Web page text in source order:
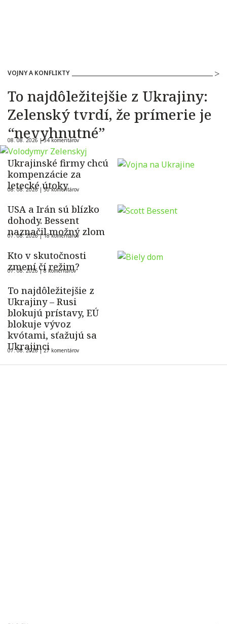
VOJNY A KONFLIKTY
To najdôležitejšie z Ukrajiny:
Zelenský tvrdí, že prímerie je
“nevyhnutné”
08. 08. 2026 |34 komentárov
Ukrajinské firmy chcú
kompenzácie za
letecké útoky
08. 08. 2026 |50 komentárov
USA a Irán sú blízko
dohody. Bessent
naznačil možný zlom
07. 08. 2026 |18 komentárov
Kto v skutočnosti
zmení čí režim?
07. 08. 2026 |8 komentárov
To najdôležitejšie z
Ukrajiny – Rusi
blokujú prístavy, EÚ
blokuje vývoz
kvótami, sťažujú sa
Ukrajinci
07. 08. 2026 |27 komentárov